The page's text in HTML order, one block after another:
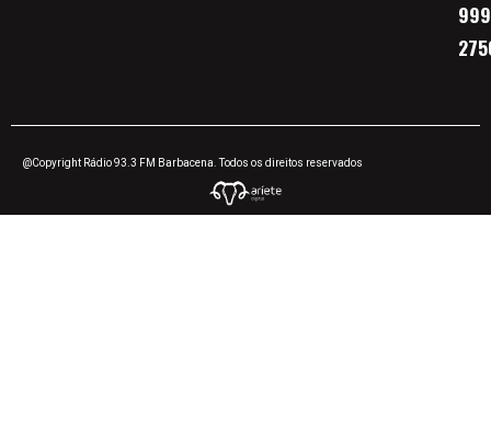
@Copyright Rádio 93.3 FM Barbacena. Todos os direitos reservados